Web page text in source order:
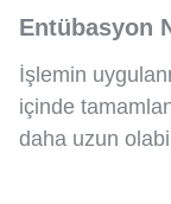
Entübasyon
İşlemin
içinde
daha uzun